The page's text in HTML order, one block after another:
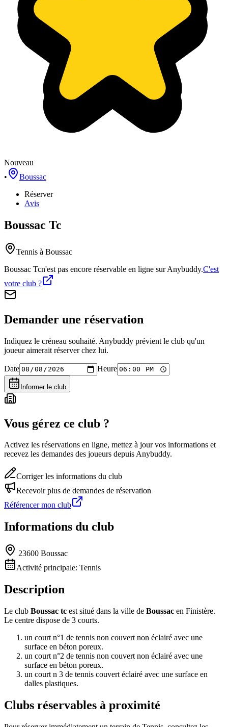
Nouveau
•
Boussac
Réserver
Avis
Boussac Tc
Tennis à Boussac
Boussac Tcn'est pas encore réservable en ligne sur Anybuddy.C'est
votre club ?
Demander une réservation
Indiquez le créneau souhaité. Anybuddy prévient le club qu'un
joueur aimerait réserver chez lui.
Date Heure
Informer le club
Vous gérez ce club ?
Activez les réservations en ligne, mettez à jour vos informations et
recevez les demandes des joueurs depuis Anybuddy.
Corriger les informations du club
Recevoir plus de demandes de réservation
Référencer mon club
Informations du club
23600 Boussac
Activité principale: Tennis
Description
Le club Boussac tc est situé dans la ville de Boussac en Finistère.
Le centre dispose de 3 courts.
un court n°1 de tennis non couvert non éclairé avec une
surface en béton poreux.
un court n°2 de tennis non couvert non éclairé avec une
surface en béton poreux.
un court n 3 de tennis couvert éclairé avec une surface en
dalles plastiques.
Clubs réservables à proximité